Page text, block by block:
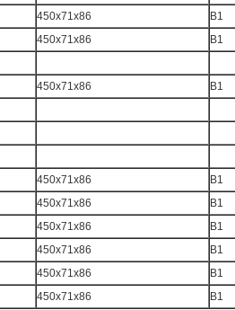
450x71x86
B1
450x71x86
B1
450x71x86
B1
450x71x86
B1
450x71x86
B1
450x71x86
B1
450x71x86
B1
450x71x86
B1
450x71x86 B1